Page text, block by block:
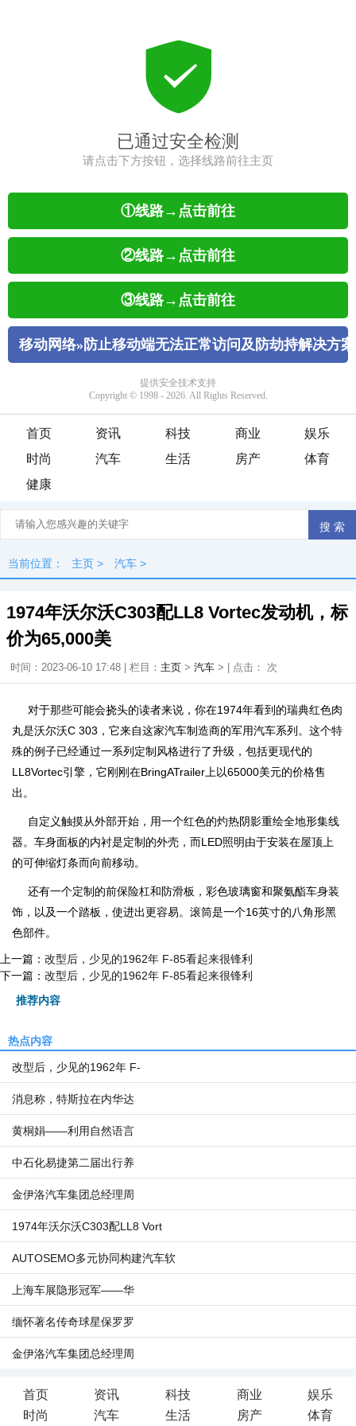
首页 资讯 科技 商业
娱乐
时尚
汽车 生活 房产
体育
健康
当前位置： 主页 > 汽车 >
1974年沃尔沃C303配LL8 Vortec发动机，标
价为65,000美
时间：2023-06-10 17:48 | 栏目： 主页 > 汽车 > | 点击： 次
对于那些可能会挠头的读者来说，你在1974年看到的瑞典红色肉
丸是沃尔沃C 303，它来自这家汽车制造商的军用汽车系列。这个特
殊的例子已经通过一系列定制风格进行了升级，包括更现代的
LL8Vortec引擎，它刚刚在BringATrailer上以65000美元的价格售
出。
自定义触摸从外部开始，用一个红色的灼热阴影重绘全地形集线
器。车身面板的内衬是定制的外壳，而LED照明由于安装在屋顶上
的可伸缩灯条而向前移动。
还有一个定制的前保险杠和防滑板，彩色玻璃窗和聚氨酯车身装
饰，以及一个踏板，使进出更容易。滚筒是一个16英寸的八角形黑
色部件。
上一篇： 改型后，少见的1962年 F-85看起来很锋利
下一篇： 改型后，少见的1962年 F-85看起来很锋利
推荐内容
热点内容
改型后，少见的1962年 F-
消息称，特斯拉在内华达
黄桐娟——利用自然语言
中石化易捷第二届出行养
金伊洛汽车集团总经理周
1974年沃尔沃C303配LL8 Vort
AUTOSEMO多元协同构建汽车软
上海车展隐形冠军——华
缅怀著名传奇球星保罗罗
金伊洛汽车集团总经理周
首页 资讯 科技 商业
娱乐
时尚
汽车 生活 房产 体育